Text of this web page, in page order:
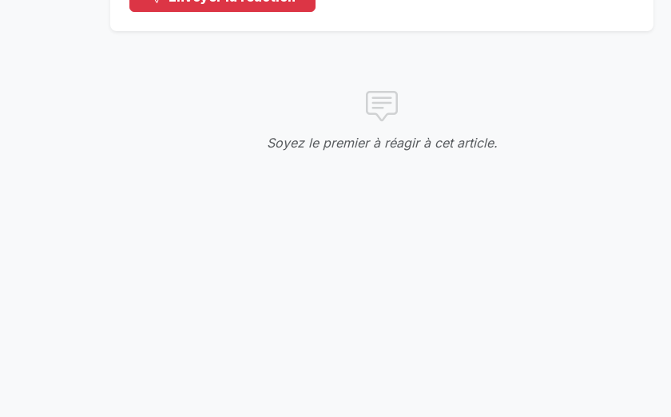
Soyez le premier à réagir à cet article.